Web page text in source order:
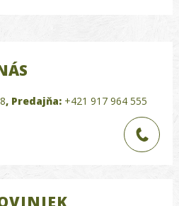
, Predajňa: +421 917 964 555